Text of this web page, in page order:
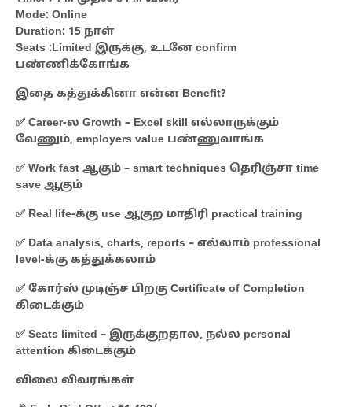
Mode: Online
Duration: 15 நாள்
Seats :Limited இருக்கு, உடனே confirm
பண்ணிக்கோங்க
இதை கத்துக்கினா என்ன Benefit?
✅ Career-ல Growth – Excel skill எல்லாருக்கும்
வேணும், employers value பண்ணுவாங்க
✅ Work fast ஆகும் – smart techniques தெரிஞ்சா time
save ஆகும்
✅ Real life-க்கு use ஆகுற மாதிரி practical training
✅ Data analysis, charts, reports – எல்லாம் professional
level-க்கு கத்துக்கலாம்
✅ கோர்ஸ் முடிஞ்ச பிறகு Certificate of Completion
கிடைக்கும்
✅ Seats limited – இருக்குறதால, நல்ல personal
attention கிடைக்கும்
விலை விவரங்கள்